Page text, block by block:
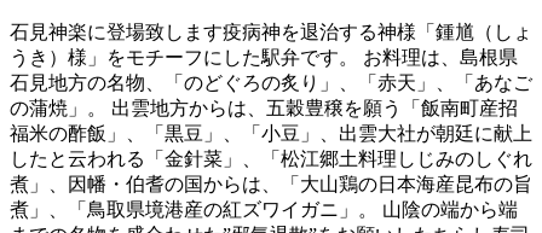
石見神楽に登場致します疫病神を退治する神様「鍾馗（しょ
うき）様」をモチーフにした駅弁です。 お料理は、島根県
石見地方の名物、「のどぐろの炙り」、「赤天」、「あなご
の蒲焼」。 出雲地方からは、五穀豊穣を願う「飯南町産招
福米の酢飯」、「黒豆」、「小豆」、出雲大社が朝廷に献上
したと云われる「金針菜」、「松江郷土料理しじみのしぐれ
煮」、因幡・伯耆の国からは、「大山鶏の日本海産昆布の旨
煮」、「鳥取県境港産の紅ズワイガニ」。 山陰の端から端